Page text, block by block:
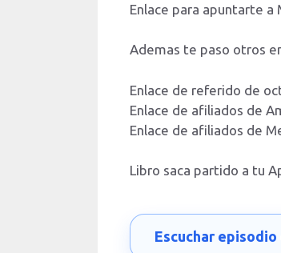
Enlace para apuntarte a
Ademas te paso otros
Enlace de referido de
Enlace de afiliados de
Enlace de afiliados de
Libro saca partido a tu
Escuchar